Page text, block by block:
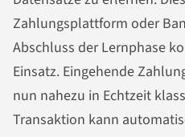
Zahlungsplattform oder
Abschluss der Lernphase
Einsatz. Eingehende
nun nahezu in Echtzeit
Transaktion kann